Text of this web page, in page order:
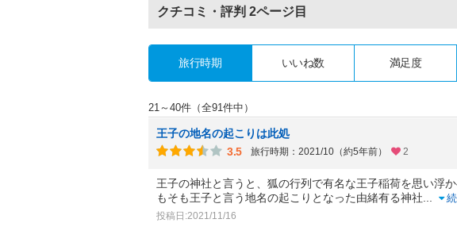
クチコミ・評判 2ページ目
旅行時期 いいね数 満足度
21～40件（全91件中）
王子の地名の起こりは此処
3.5
旅行時期：2021/10（約5年前） 2
王子の神社と言うと、狐の行列で有名な王子稲荷を思い浮
もそも王子と言う地名の起こりとなった由緒有る神社
投稿日:2021/11/16